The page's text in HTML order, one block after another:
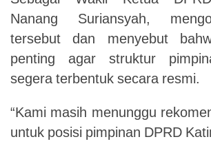
Nanang
Suriansyah,
tersebutdan menyebut
penting agar struktur
segera terbentuk secara resmi.
“Kami masih menunggu
untuk posisi pimpinan DPRD